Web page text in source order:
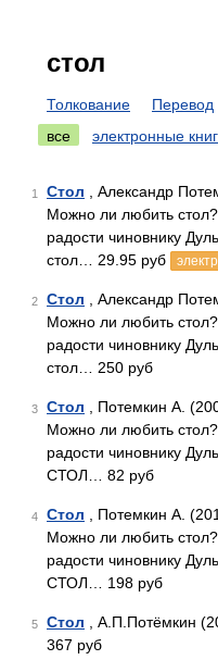
стол
Толкование Перевод
все
электронные
1 Стол , Александр
Можно ли любить
радости чиновнику
стол… 29.95 руб
2 Стол , Александр
Можно ли любить
радости чиновнику
стол… 250 руб
3 Стол , Потемкин А.
Можно ли любить
радости чиновнику
СТОЛ… 82 руб
4 Стол , Потемкин А.
Можно ли любить
радости чиновнику
СТОЛ… 198 руб
5 Стол , А.П.Потёмкин
367 руб